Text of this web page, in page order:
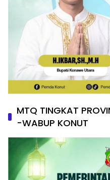
MTQ TINGKAT
-WABUP KONUT